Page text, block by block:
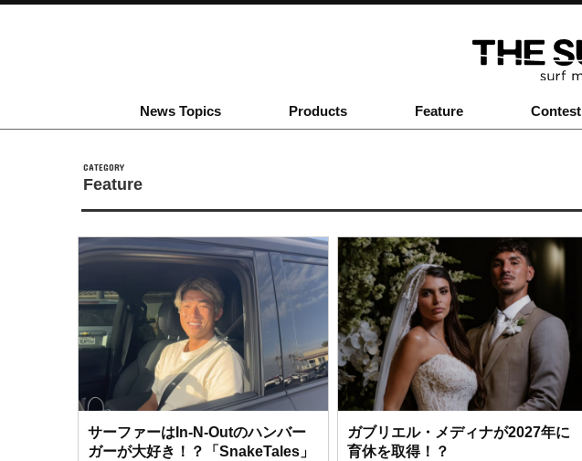
News Topics Products Feature Contest
CATEGORY
Feature
サーファーはIn-N-Outのハンバー
ガーが大好き！？「SnakeTales」
ガブリエル・メディナが2027年に
育休を取得！？